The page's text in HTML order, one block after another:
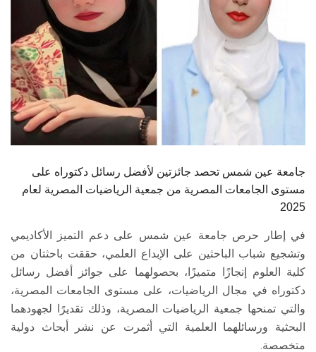
الخريجين
الموظفون
الزائـرون
سجل الان
جامعة عين شمس تحصد جائزتين لأفضل رسائل دكتوراه على
مستوى الجامعات المصرية من جمعية الرياضيات المصرية لعام
2025
في إطار حرص جامعة عين شمس على دعم التميز الأكاديمي
وتشجيع شباب الباحثين على الإبداع العلمي، حققت باحثتان من
كلية العلوم إنجازًا متميزًا، بحصولهما على جوائز أفضل رسائل
دكتوراه في مجال الرياضيات، على مستوى الجامعات المصرية،
والتي تمنحها جمعية الرياضيات المصرية، وذلك تقديرًا لجهودهما
البحثية ورسائلهما العلمية التي أثمرت عن نشر أبحاث دولية
متخصصة.